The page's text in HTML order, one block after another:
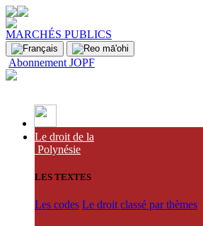
MARCHÉS PUBLICS
Abonnement JOPF
Le droit de la
Polynésie
LES TEXTES
Les codes Le droit classé par thèmes